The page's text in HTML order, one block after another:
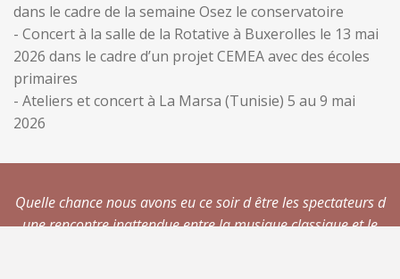
dans le cadre de la semaine Osez le conservatoire
- Concert à la salle de la Rotative à Buxerolles le 13 mai
2026 dans le cadre d’un projet CEMEA avec des écoles
primaires
- Ateliers et concert à La Marsa (Tunisie) 5 au 9 mai
2026
Quelle chance nous avons eu ce soir d être les spectateurs d
une rencontre inattendue entre la musique classique et le